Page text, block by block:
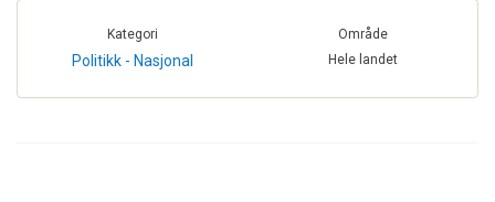
Kategori
Politikk - Nasjonal
Område
Hele landet